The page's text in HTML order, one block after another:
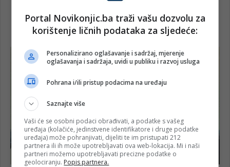
Portal Novikonjic.ba traži vašu dozvolu za
korištenje ličnih podataka za sljedeće:
Personalizirano oglašavanje i sadržaj, mjerenje
oglašavanja i sadržaja, uvidi u publiku i razvoj usluga
Pohrana i/ili pristup podacima na uređaju
Saznajte više
Vaši će se osobni podaci obrađivati, a podatke s vašeg
uređaja (kolačiće, jedinstvene identifikatore i druge podatke
uređaja) može pohranjivati, dijeliti te im pristupati 212
partnera ili ih može upotrebljavati ova web-lokacija. Mi i naši
partneri možemo upotrebljavati precizne podatke o
geolociranju. Popis partnera.